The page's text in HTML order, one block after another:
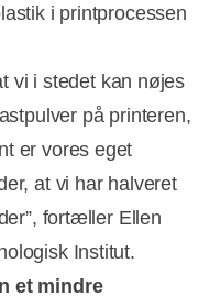
i printprocessen
vi i stedet kan nøjes
på printeren,
er vores eget
at vi har halveret
fortæller Ellen
Institut.
et mindre